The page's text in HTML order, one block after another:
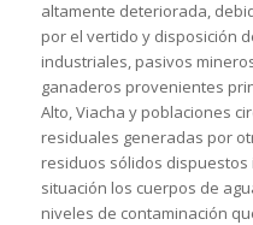
altamente deteriorada,
por el vertido y disposición
industriales, pasivos
ganaderos provenientes
Alto, Viacha y poblaciones
residuales generadas por
residuos sólidos
situación los cuerpos de
niveles de contaminación